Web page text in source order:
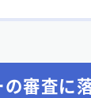
審査に